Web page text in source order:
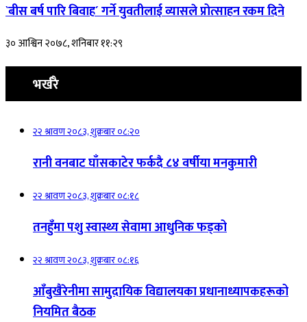
`बीस बर्ष पारि बिवाह´ गर्ने युवतीलाई व्यासले प्रोत्साहन रकम दिने
३० आश्विन २०७८, शनिबार ११:२९
भर्खरै
२२ श्रावण २०८३, शुक्रबार ०८:२०
रानी वनबाट घाँसकाटेर फर्कदै ८४ वर्षीया मनकुमारी
२२ श्रावण २०८३, शुक्रबार ०८:१८
तनहुँमा पशु स्वास्थ्य सेवामा आधुनिक फड्को
२२ श्रावण २०८३, शुक्रबार ०८:१६
आँबुखैरेनीमा सामुदायिक विद्यालयका प्रधानाध्यापकहरूको
नियमित बैठक